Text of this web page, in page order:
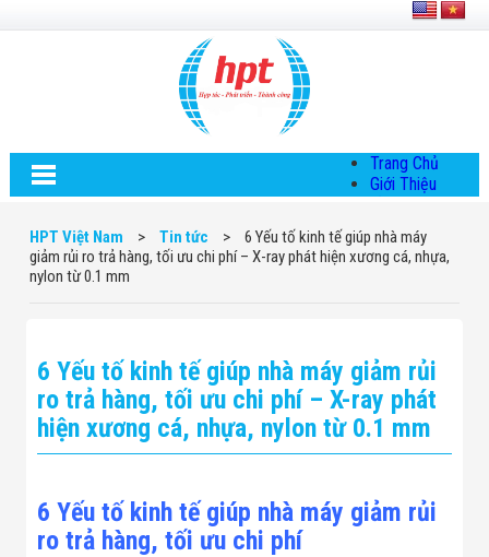
Trang Chủ
Giới Thiệu
Nam
Hội Đồng Quản
Trị
Chiến Lược
Phát Triển
Thông Tin
Chuyển Khoản
Giải Pháp
Bị Ngành Thủy
Sản - Đông
HPT Việt Nam > Tin tức >
6 Yếu tố kinh tế giúp nhà máy
giảm rủi ro trả hàng, tối ưu chi phí – X-ray phát hiện xương cá, nhựa,
nylon từ 0.1 mm
6 Yếu tố kinh tế giúp nhà máy giảm rủi
ro trả hàng, tối ưu chi phí – X-ray phát
hiện xương cá, nhựa, nylon từ 0.1 mm
6 Yếu tố kinh tế giúp nhà máy giảm rủi
ro trả hàng, tối ưu chi phí